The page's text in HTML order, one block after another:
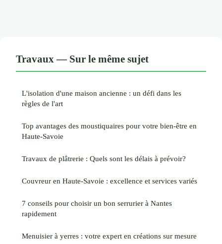
Travaux — Sur le même sujet
L'isolation d'une maison ancienne : un défi dans les
règles de l'art
Top avantages des moustiquaires pour votre bien-être en
Haute-Savoie
Travaux de plâtrerie : Quels sont les délais à prévoir?
Couvreur en Haute-Savoie : excellence et services variés
7 conseils pour choisir un bon serrurier à Nantes
rapidement
Menuisier à yerres : votre expert en créations sur mesure